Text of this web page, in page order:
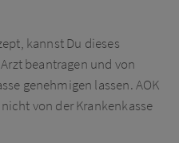
kannst Du dieses
beantragen und von
genehmigen lassen. AOK
von der Krankenkasse